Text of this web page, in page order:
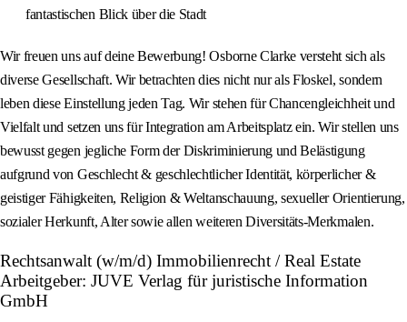
fantastischen Blick über die Stadt
Wir freuen uns auf deine Bewerbung! Osborne Clarke versteht sich als
diverse Gesellschaft. Wir betrachten dies nicht nur als Floskel, sondern
leben diese Einstellung jeden Tag. Wir stehen für Chancengleichheit und
Vielfalt und setzen uns für Integration am Arbeitsplatz ein. Wir stellen uns
bewusst gegen jegliche Form der Diskriminierung und Belästigung
aufgrund von Geschlecht & geschlechtlicher Identität, körperlicher &
geistiger Fähigkeiten, Religion & Weltanschauung, sexueller Orientierung,
sozialer Herkunft, Alter sowie allen weiteren Diversitäts-Merkmalen.
Rechtsanwalt (w/m/d) Immobilienrecht / Real Estate
Arbeitgeber: JUVE Verlag für juristische Information
GmbH